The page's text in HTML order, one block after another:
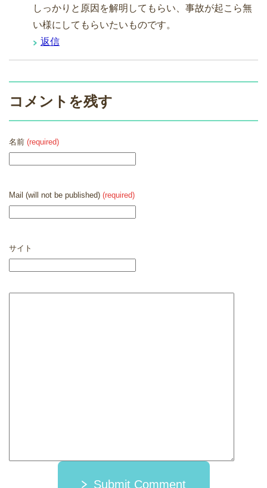
しっかりと原因を解明してもらい、事故が起こら無
い様にしてもらいたいものです。
返信
コメントを残す
名前 (required)
Mail (will not be published) (required)
サイト
Submit Comment